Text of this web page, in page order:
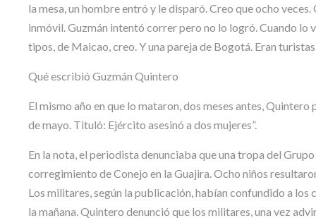
la mesa, un hombre entró y le disparó. Creo que ocho
inmóvil. Guzmán intentó correr pero no lo logró. Cuando lo
tipos, de Maicao, creo. Y una pareja de Bogotá. Eran
Qué escribió Guzmán Quintero
El mismo año en que lo mataron, dos meses antes,
de mayo. Tituló: Ejército asesinó a dos mujeres”.
En la nota, el periodista denunciaba que una tropa del
corregimiento de Conejo en la Guajira. Ocho niños
Los militares, según la publicación, habían confundido a los
la mañana. Quintero denunció que los militares, una vez